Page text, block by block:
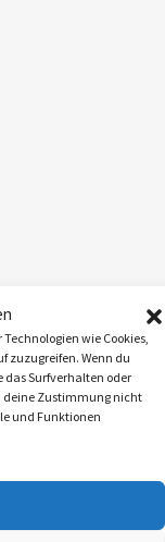
wie Cookies,
zuzugreifen. Wenn du
das Surfverhalten oder
deine Zustimmung nicht
und Funktionen
1
5
4